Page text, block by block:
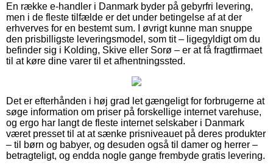
En række e-handler i Danmark byder på gebyrfri levering,
men i de fleste tilfælde er det under betingelse af at der
erhverves for en bestemt sum. I øvrigt kunne man snuppe
den prisbilligste leveringsmodel, som tit – ligegyldigt om du
befinder sig i Kolding, Skive eller Sorø – er at få fragtfirmaet
til at køre dine varer til et afhentningssted.
Det er efterhånden i høj grad let gængeligt for forbrugerne at
søge information om priser på forskellige internet varehuse,
og ergo har langt de fleste internet selskaber i Danmark
været presset til at at sænke prisniveauet på deres produkter
– til børn og babyer, og desuden også til damer og herrer –
betragteligt, og endda nogle gange frembyde gratis levering.